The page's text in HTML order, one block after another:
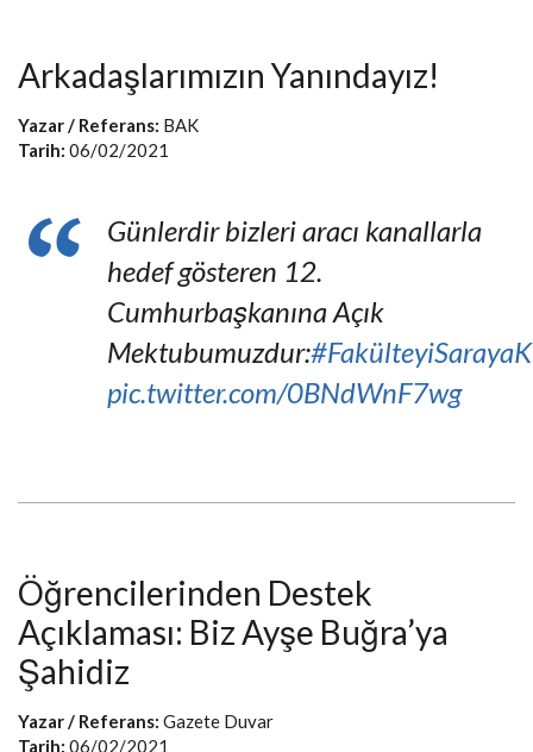
Arkadaşlarımızın Yanındayız!
Yazar / Referans: BAK
Tarih: 06/02/2021
Günlerdir bizleri aracı kanallarla
hedef gösteren 12.
Cumhurbaşkanına Açık
Mektubumuzdur:
pic.twitter.com/0BNdWnF7wg
Öğrencilerinden Destek
Açıklaması: Biz Ayşe Buğra’ya
Şahidiz
Yazar / Referans: Gazete Duvar
Tarih: 06/02/2021